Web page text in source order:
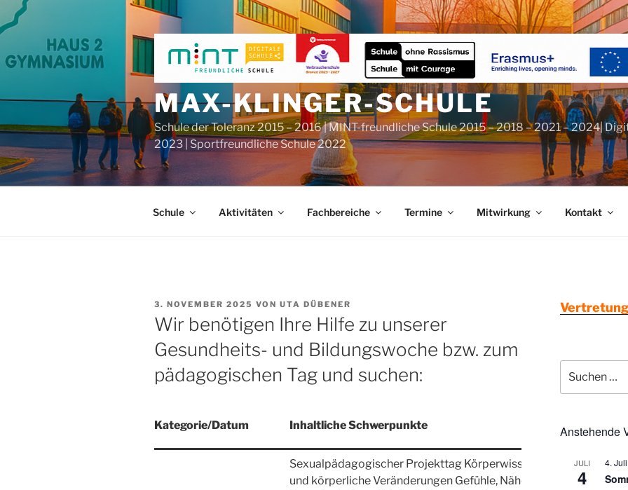
Zum
Inhalt
MAX-KLINGER-SCHULE
Schule der Toleranz 2015 – 2016 | MINT-freundliche Schule 2015 – 2018 – 2021 – 2024|
2023 | Sportfreundliche Schule 2022
Schule Aktivitäten Fachbereiche Termine Mitwirkung Kontakt
VERÖFFENTLICHT
AM
3. NOVEMBER 2025 VON UTA DÜBENER
Wir benötigen Ihre Hilfe zu unserer
Gesundheits- und Bildungswoche bzw. zum
pädagogischen Tag und suchen:
Kategorie/Datum Inhaltliche Schwerpunkte
Klasse
Sexualpädagogischer Projekttag Körperwissen
und körperliche Veränderungen Gefühle, Nähe,
nach:
Anstehende
JULI
4
4. Juli